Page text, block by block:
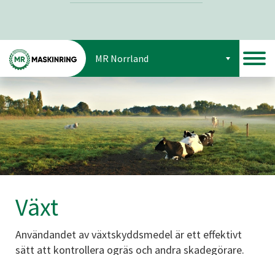
MR Norrland
Växt
Användandet av växtskyddsmedel är ett effektivt
sätt att kontrollera ogräs och andra skadegörare.